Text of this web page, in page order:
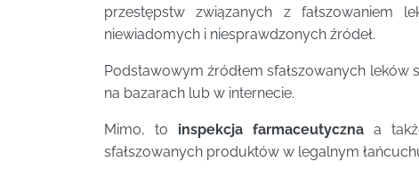
przestępstw związanych z fałszowaniem
niewiadomych i niesprawdzonych źródeł.
Podstawowym źródłem sfałszowanych leków
na bazarach lub w internecie.
Mimo, to inspekcja farmaceutyczna a
sfałszowanych produktów w legalnym